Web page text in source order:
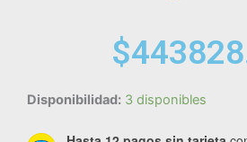
$
Disponibilidad: 3 disponibles
Máquina